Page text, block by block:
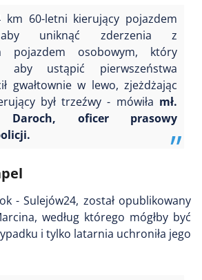
60-letni kierujący pojazdem
aby uniknąć zderzenia z
pojazdem osobowym, który
aby ustąpić pierwszeństwa
gwałtownie w lewo, zjeżdżając
był trzeźwy - mówiła mł.
oficer prasowy
- Sulejów24, został opublikowany
według którego mógłby być
i tylko latarnia uchroniła jego